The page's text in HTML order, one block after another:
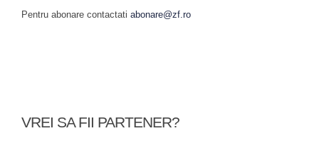
Pentru abonare contactati abonare@zf.ro
VREI SA FII PARTENER?